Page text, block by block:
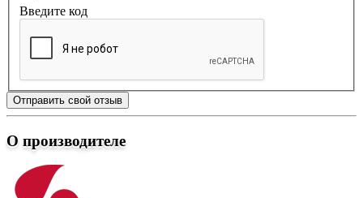
Введите код
Отправить свой отзыв
О производителе